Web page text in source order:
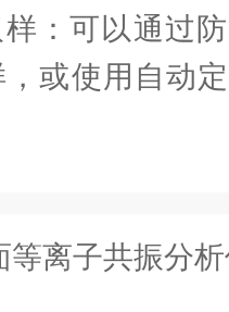
可以通过防
或使用自动
离子共振分析仪的技